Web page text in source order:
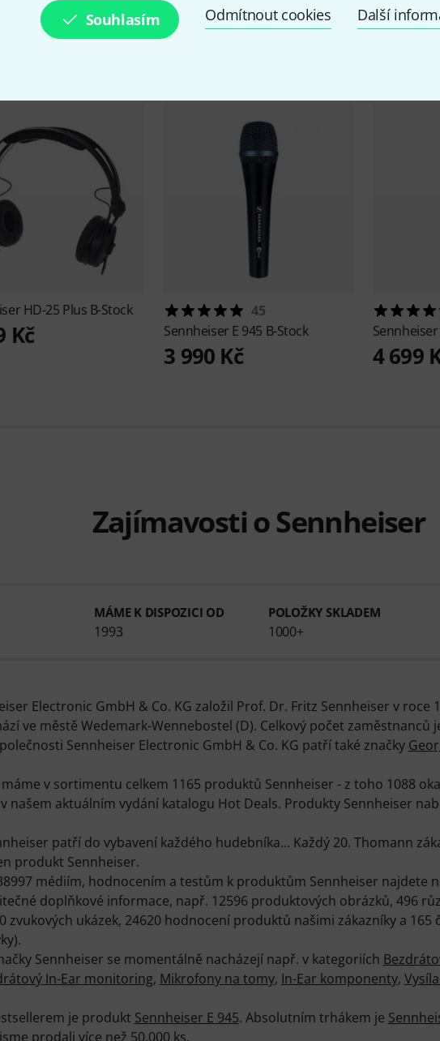
Souhlasím Odmítnout cookies Další
Nabídky Sennheiser
HD-25 Plus B-Stock
Kč
45
Sennheiser E 945 B-Stock
3 990 Kč
Sennheiser
4 699
Zajímavosti o Sennheiser
MÁME K DISPOZICI OD
1993
POLOŽKY SKLADEM
1000+
Electronic GmbH & Co. KG založil Prof. Dr. Fritz Sennheiser v roce
ve městě Wedemark-Wennebostel (D). Celkový počet zaměstnanců
Sennheiser Electronic GmbH & Co. KG patří také značky
v sortimentu celkem 1165 produktů Sennheiser - z toho 1088
našem aktuálním vydání katalogu Hot Deals. Produkty Sennheiser
patří do vybavení každého hudebníka... Každý 20. Thomann
produkt Sennheiser.
médiím, hodnocením a testům k produktům Sennheiser najdete
doplňkové informace, např. 12596 produktových obrázků, 496
zvukových ukázek, 24620 hodnocení produktů našimi zákazníky a 165
Sennheiser se momentálně nacházejí např. v kategoriích
In-Ear monitoring, Mikrofony na tomy, In-Ear komponenty,
je produkt Sennheiser E 945. Absolutním trhákem je
prodali více než 50.000 ks.